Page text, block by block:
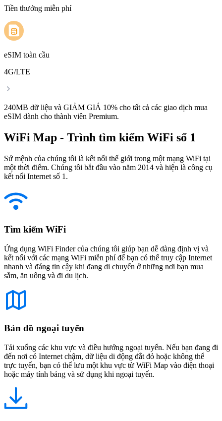
Tiền thưởng miễn phí
eSIM toàn cầu
4G/LTE
240MB dữ liệu và GIẢM GIÁ 10% cho tất cả các giao dịch mua
eSIM dành cho thành viên Premium.
WiFi Map - Trình tìm kiếm WiFi số 1
Sứ mệnh của chúng tôi là kết nối thế giới trong một mạng WiFi tại
một thời điểm. Chúng tôi bắt đầu vào năm 2014 và hiện là công cụ
kết nối Internet số 1.
Tìm kiếm WiFi
Ứng dụng WiFi Finder của chúng tôi giúp bạn dễ dàng định vị và
kết nối với các mạng WiFi miễn phí để bạn có thể truy cập Internet
nhanh và đáng tin cậy khi đang di chuyển ở những nơi bạn mua
sắm, ăn uống và đi du lịch.
Bản đồ ngoại tuyến
Tải xuống các khu vực và điều hướng ngoại tuyến. Nếu bạn đang đi
đến nơi có Internet chậm, dữ liệu di động đắt đỏ hoặc không thể
trực tuyến, bạn có thể lưu một khu vực từ WiFi Map vào điện thoại
hoặc máy tính bảng và sử dụng khi ngoại tuyến.